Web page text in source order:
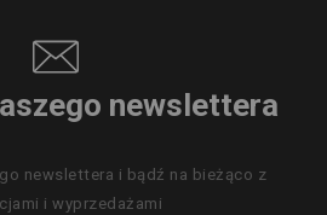
newslettera
newslettera i bądź na bieżąco z
i wyprzedażami